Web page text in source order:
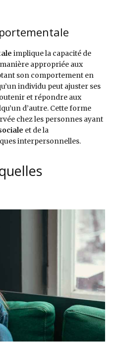
implique la capacité de
appropriée aux
son comportement en
individu peut ajuster ses
et répondre aux
d’autre. Cette forme
chez les personnes ayant
et de la
interpersonnelles.